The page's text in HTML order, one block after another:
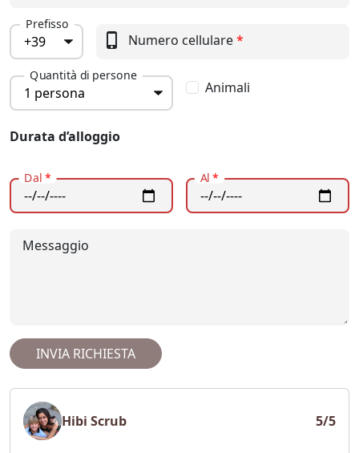
Prefisso
Numero cellulare*
phone_iphone
Quantità di persone
Animali
Durata d’alloggio
Dal * Al*
Messaggio
INVIA RICHIESTA
Hibi Scrub 5/5